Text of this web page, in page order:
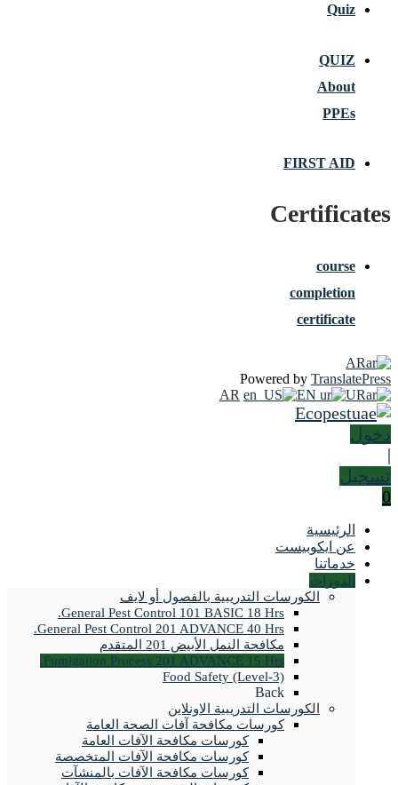
Quiz
QUIZ
About
PPEs
FIRST AID
Certificates
course
completion
certificate
AR
Powered by TranslatePress
AR
EN UR
دخول
|
تسجيل
0
الرئيسية
عن ايكوبيست
خدماتنا
الدورات
الكورسات التدريبية بالفصول أو لايف
General Pest Control 101 BASIC 18 Hrs.
General Pest Control 201 ADVANCE 40 Hrs.
مكافحة النمل الأبيض 201 المتقدم
Fumigation Process 201 ADVANCE 15 Hrs.
Food Safety (Level-3)
Back
الكورسات التدريبية الاونلاين
كورسات مكافحة آفات الصحة العامة
كورسات مكافحة الآفات العامة
كورسات مكافحة الآفات المتخصصة
كورسات مكافحة الآفات بالمنشآت